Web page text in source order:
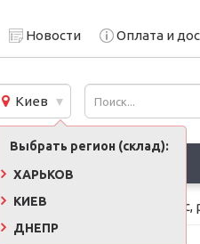
Новости Оплата и
Киев
Выбрать регион (склад):
ХАРЬКОВ
КИЕВ
ДНЕПР
Пиломатериалы Доска,